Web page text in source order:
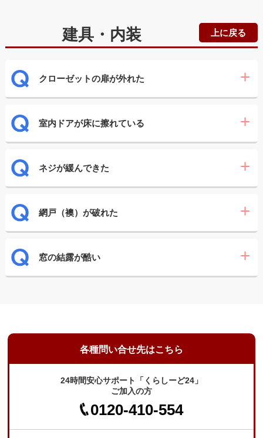
建具・内装 上に戻る
クローゼットの扉が外れた
室内ドアが床に擦れている
ネジが緩んできた
網戸（襖）が破れた
窓の結露が酷い
各種問い合せ先はこちら
24時間安心サポート「くらしーど24」
ご加入の方
0120-410-554